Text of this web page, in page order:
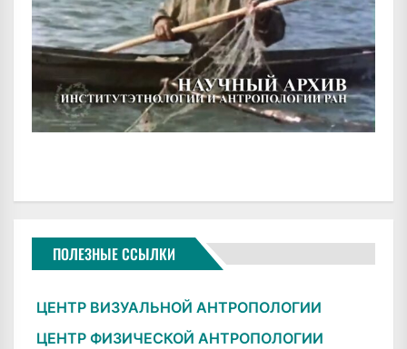
ПОЛЕЗНЫЕ ССЫЛКИ
ЦЕНТР ВИЗУАЛЬНОЙ АНТРОПОЛОГИИ
ЦЕНТР ФИЗИЧЕСКОЙ АНТРОПОЛОГИИ